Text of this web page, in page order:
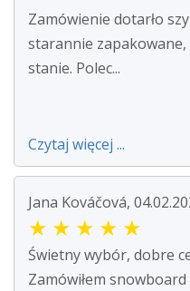
Zamówienie dotarło
starannie
stanie. Polec...
Czytaj więcej ...
Jana Kováčová,
★ ★ ★ ★ ★
Świetny wybór, dobre
Zamówiłem